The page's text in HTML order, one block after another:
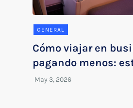
GENERAL
Cómo viajar en
pagando menos: